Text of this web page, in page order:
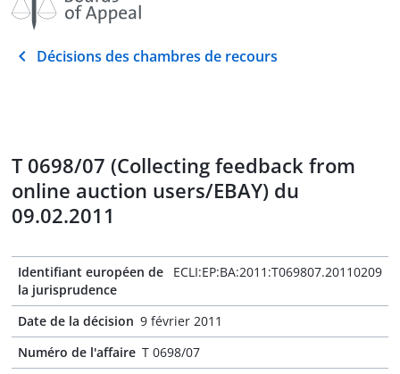
Décisions des chambres de recours
T 0698/07 (Collecting feedback from
online auction users/EBAY) du
09.02.2011
Identifiant européen de
la jurisprudence
ECLI:EP:BA:2011:T069807.20110209
Date de la décision 9 février 2011
Numéro de l'affaire T 0698/07